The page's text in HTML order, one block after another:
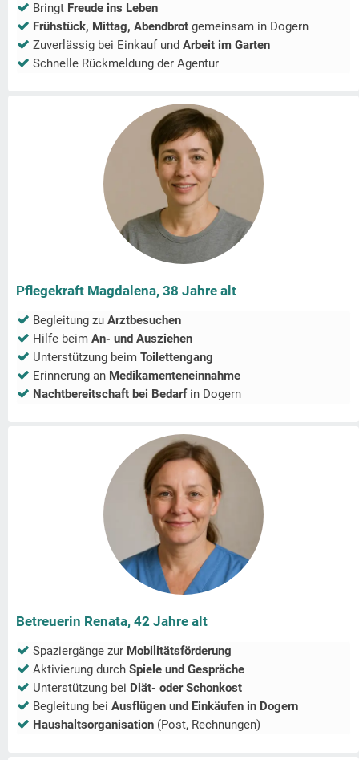
Bringt Freude ins Leben
Frühstück, Mittag, Abendbrot gemeinsam in Dogern
Zuverlässig bei Einkauf und Arbeit im Garten
Schnelle Rückmeldung der Agentur
Pflegekraft Magdalena, 38 Jahre alt
Begleitung zu Arztbesuchen
Hilfe beim An- und Ausziehen
Unterstützung beim Toilettengang
Erinnerung an Medikamenteneinnahme
Nachtbereitschaft bei Bedarfin Dogern
Betreuerin Renata, 42 Jahre alt
Spaziergänge zur Mobilitätsförderung
Aktivierung durch Spiele und Gespräche
Unterstützung bei Diät- oder Schonkost
Begleitung bei Ausflügen und Einkäufen in Dogern
Haushaltsorganisation (Post, Rechnungen)